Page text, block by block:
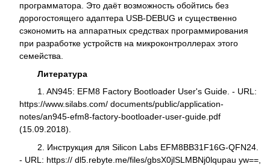
программатора. Это даёт возможность обойтись без
дорогостоящего адаптера USB-DEBUG и существенно
сэкономить на аппаратных средствах программирования
при разработке устройств на микроконтроллерах этого
семейства.
Литература
1. AN945: EFM8 Factory Bootloader User's Guide. - URL:
https://www.silabs.com/ documents/public/application-
notes/an945-efm8-factory-bootloader-user-guide.pdf
(15.09.2018).
2. Инструкция для Silicon Labs EFM8BB31F16G-QFN24.
- URL: https:// dl5.rebyte.me/files/gbsX0jlSLMBNj0lqupau yw==,